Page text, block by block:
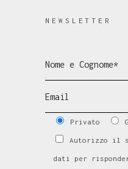
NEWSLETTER
Privato
Autorizzo il
dati per